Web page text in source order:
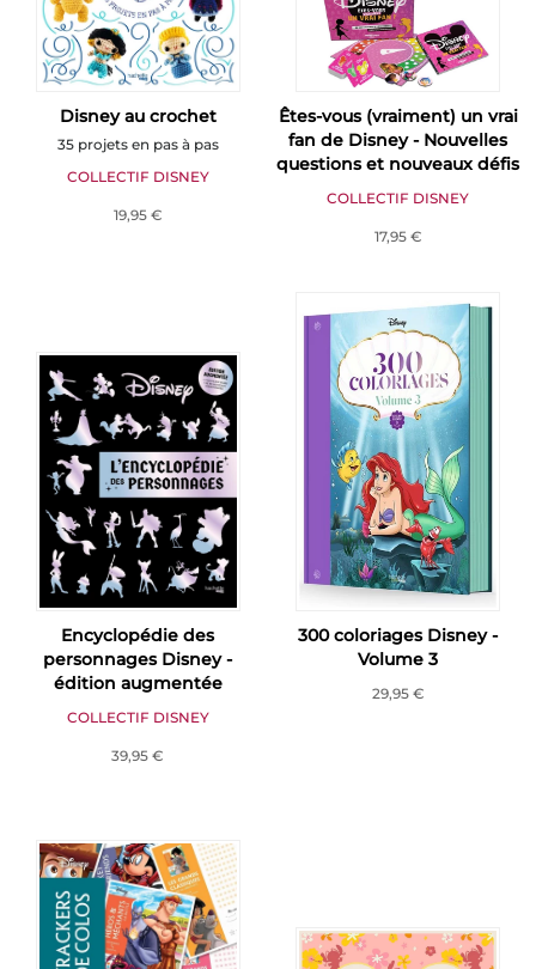
Disney au crochet
35 projets en pas à pas
COLLECTIF DISNEY
19,95 €
Êtes-vous (vraiment) un vrai
fan de Disney - Nouvelles
questions et nouveaux défis
COLLECTIF DISNEY
17,95 €
Encyclopédie des
personnages Disney -
édition augmentée
COLLECTIF DISNEY
39,95 €
300 coloriages Disney -
Volume 3
29,95 €